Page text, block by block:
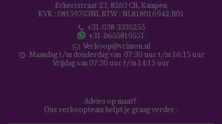
Eckertstraat 23, 8263 CB, Kampen
KVK : 08159703NL BTW : NL818016942.B01
+31-038-3335255
+31-0655810551
Verkoop@vrimon.nl
Maandag t/m donderdag van  07:30 uur t/m 16:15 uur
Vrijdag van 07:30 uur t/m 14:15 uur
Advies op maat?
Ons verkoopteam helpt je graag verder .